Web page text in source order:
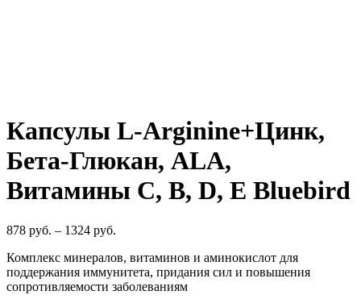
Капсулы L-Arginine+Цинк,
Бета-Глюкан, ALA,
Витамины C, B, D, E Bluebird
878 руб. – 1324 руб.
Комплекс минералов, витаминов и аминокислот для
поддержания иммунитета, придания сил и повышения
сопротивляемости заболеваниям